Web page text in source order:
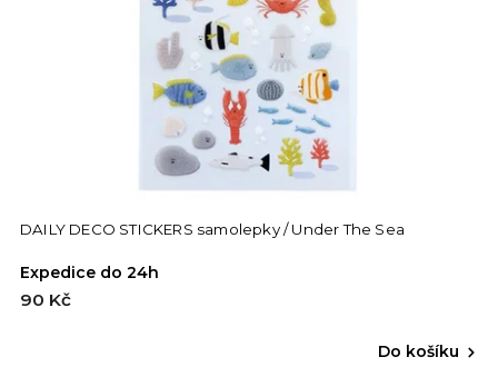
DAILY DECO STICKERS samolepky / Under The Sea
Expedice do 24h
90 Kč
Do košíku